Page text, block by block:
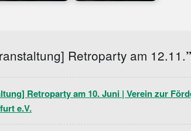
Retroparty am 12.11.”
Retroparty am 10. Juni | Verein zur
e.V.